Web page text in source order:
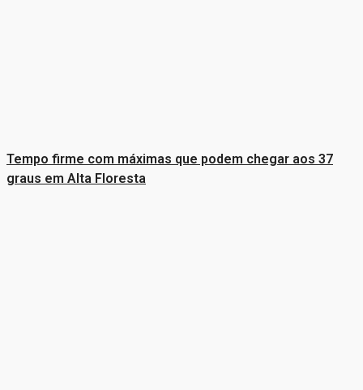
Tempo firme com máximas que podem chegar aos 37
graus em Alta Floresta